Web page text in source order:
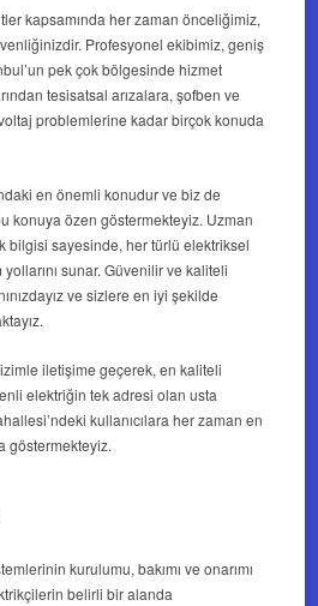
kapsamında her zaman önceliğimiz,
Profesyonel ekibimiz, geniş
pek çok bölgesinde hizmet
tesisatsal arızalara, şofben ve
problemlerine kadar birçok konuda
en önemli konudur ve biz de
konuya özen göstermekteyiz. Uzman
bilgisi sayesinde, her türlü elektriksel
sunar. Güvenilir ve kaliteli
ve sizlere en iyi şekilde
iletişime geçerek, en kaliteli
elektriğin tek adresi olan usta
kullanıcılara her zaman en
göstermekteyiz.
kurulumu, bakımı ve onarımı
belirli bir alanda